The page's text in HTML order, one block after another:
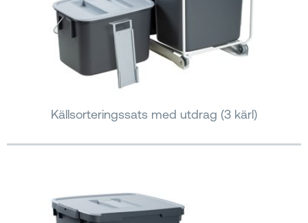
Källsorteringssats med utdrag (3 kärl)